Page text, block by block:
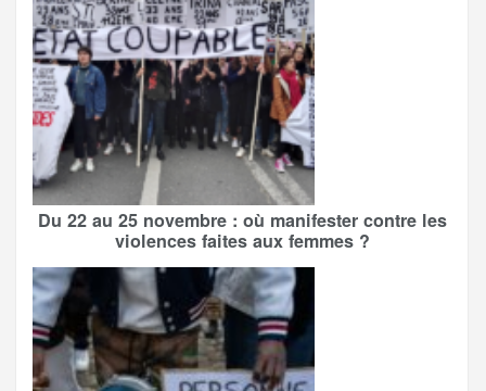
Du 22 au 25 novembre : où manifester contre les
violences faites aux femmes ?